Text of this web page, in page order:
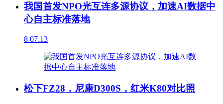
我国首发NPO光互连多源协议，加速AI数据中
心自主标准落地
8 07.13
松下FZ28，尼康D300S，红米K80对比照